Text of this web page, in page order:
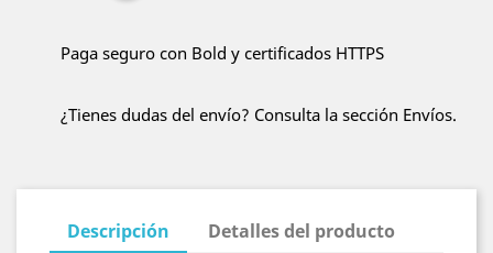
Paga seguro con Bold y certificados HTTPS
¿Tienes dudas del envío? Consulta la sección Envíos.
Descripción Detalles del producto